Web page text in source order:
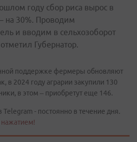
году сбор риса вырос в
на 30%. Проводим
и вводим в сельхозоборот
Губернатор.
поддержке фермеры обновляют
в 2024 году аграрии закупили 130
в этом – приобретут еще 146.
- постоянно в течение дня.